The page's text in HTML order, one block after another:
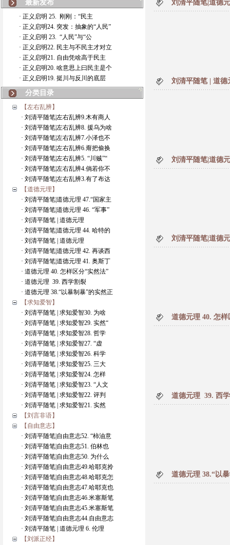
最新发布
· 正义启明 25. 刚刚：“民主
· 正义启明24. 突发：抽象的“人民”
· 正义启明 23. “人民”与“公
· 正义启明22. 民主与不民主才对立
· 正义启明21. 自由凭啥高于民主
· 正义启明20. 啥意思上曰民主是个
· 正义启明19. 挺川与反川的底层
分类目录
【左右乱辨】
· 刘清平随笔|左右乱辨9.木有商人
· 刘清平随笔|左右乱辨8. 援乌为啥
· 刘清平随笔|左右乱辨7.小泽也不
· 刘清平随笔|左右乱辨6.甭把偷换
· 刘清平随笔|左右乱辨5. “川贼”“
· 刘清平随笔|左右乱辨4.倘若你不
· 刘清平随笔|左右乱辨3.有了布达
【道德元理】
· 刘清平随笔|道德元理 47.“国家主
· 刘清平随笔|道德元理 46. “军事”
· 刘清平随笔 | 道德元理
· 刘清平随笔|道德元理 44. 哈特的
· 刘清平随笔 | 道德元理
· 刘清平随笔|道德元理 42. 再谈西
· 刘清平随笔|道德元理 41. 奥斯丁
· 道德元理 40. 怎样区分“实然法”
· 道德元理 39. 西学割裂
· 道德元理 38.“以暴制暴”的实然正
【求知爱智】
· 刘清平随笔 | 求知爱智30. 为啥
· 刘清平随笔 | 求知爱智29. 实然“
· 刘清平随笔 | 求知爱智28. 哲学
· 刘清平随笔 | 求知爱智27. “虚
· 刘清平随笔 | 求知爱智26. 科学
· 刘清平随笔 | 求知爱智25. 三大
· 刘清平随笔 | 求知爱智24. 怎样
· 刘清平随笔 | 求知爱智23. “人文
· 刘清平随笔 | 求知爱智22. 评判
· 刘清平随笔 | 求知爱智21. 实然
【刘言非语】
【自由意志】
· 刘清平随笔|自由意志52. “柿油意
· 刘清平随笔|自由意志51. 伯林也
· 刘清平随笔|自由意志50. 为什么
· 刘清平随笔|自由意志49.哈耶克拎
· 刘清平随笔|自由意志48.哈耶克怎
· 刘清平随笔|自由意志47.哈耶克也
· 刘清平随笔|自由意志46.米塞斯笔
· 刘清平随笔|自由意志45.米塞斯笔
· 刘清平随笔|自由意志44.自由意志
· 刘清平随笔 | 道德元理 6. 伦理
【刘派正经】
刘清平随笔|道德
刘清平随笔 | 道
刘清平随笔|道德
刘清平随笔|道德
道德元理 40. 怎
道德元理 39. 西
道德元理 38.“以